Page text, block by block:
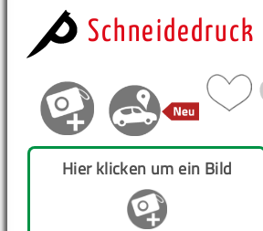
Hier klicken um ein Bild